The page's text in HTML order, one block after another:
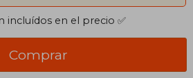
incluídos en el precio ✅
Comprar